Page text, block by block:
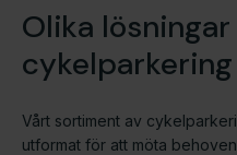
Olika
cykelparkering
Vårt sortiment av
utformat för att möta